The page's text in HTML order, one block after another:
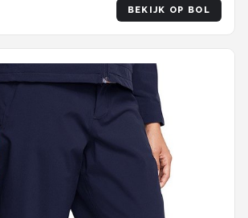
BEKIJK OP BOL